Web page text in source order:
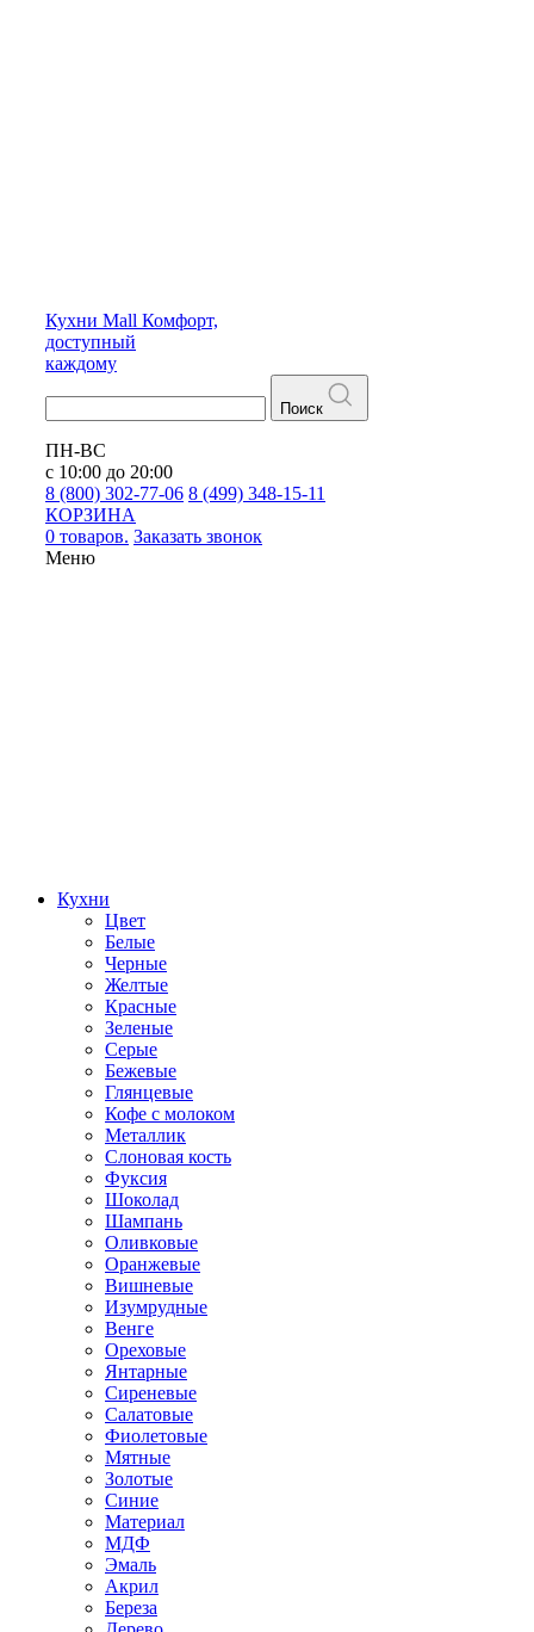
Кухни Mall Комфорт,
доступный
каждому
Поиск
ПН-ВС
с 10:00 до 20:00
8 (800) 302-77-06 8 (499) 348-15-11
КОРЗИНА
0 товаров. Заказать звонок
Меню
Кухни
Цвет
Белые
Черные
Желтые
Красные
Зеленые
Серые
Бежевые
Глянцевые
Кофе с молоком
Металлик
Слоновая кость
Фуксия
Шоколад
Шампань
Оливковые
Оранжевые
Вишневые
Изумрудные
Венге
Ореховые
Янтарные
Сиреневые
Салатовые
Фиолетовые
Мятные
Золотые
Синие
Материал
МДФ
Эмаль
Акрил
Береза